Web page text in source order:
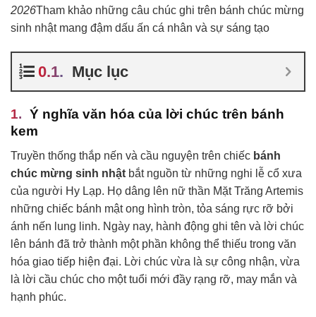
2026Tham khảo những câu chúc ghi trên bánh chúc mừng
sinh nhật mang đậm dấu ấn cá nhân và sự sáng tạo
Mục lục
Ý nghĩa văn hóa của lời chúc trên bánh
kem
Truyền thống thắp nến và cầu nguyện trên chiếc bánh
chúc mừng sinh nhật bắt nguồn từ những nghi lễ cổ xưa
của người Hy Lạp. Họ dâng lên nữ thần Mặt Trăng Artemis
những chiếc bánh mật ong hình tròn, tỏa sáng rực rỡ bởi
ánh nến lung linh. Ngày nay, hành động ghi tên và lời chúc
lên bánh đã trở thành một phần không thể thiếu trong văn
hóa giao tiếp hiện đại. Lời chúc vừa là sự công nhận, vừa
là lời cầu chúc cho một tuổi mới đầy rạng rỡ, may mắn và
hạnh phúc.